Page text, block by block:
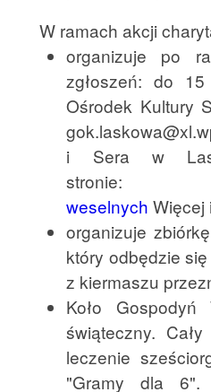
W ramach akcji
organizuje po
zgłoszeń: do
Ośrodek Kultury
i Sera w
weselnych Więcej
organizuje
który odbędzie
z kiermaszu
Koło
świąteczny.
leczenie
"Gramy dla 6".